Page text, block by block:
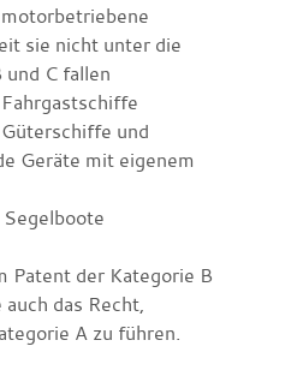
sie nicht unter die
und C fallen
und
Geräte mit eigenem
Patent der Kategorie B
das Recht,
A zu führen.